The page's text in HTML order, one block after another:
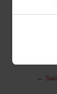
Die
←